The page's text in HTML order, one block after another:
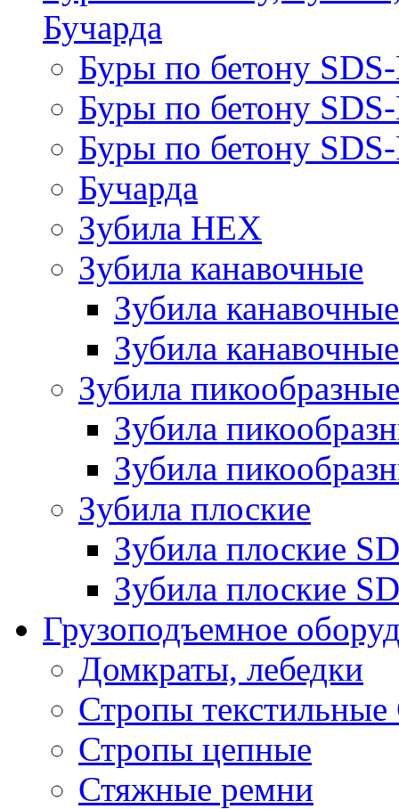
Бучарда
Буры по бетону
Буры по бетону
Буры по бетону
Бучарда
Зубила HEX
Зубила канавочные
Зубила
Зубила
Зубила пикообразные
Зубила
Зубила
Зубила плоские
Зубила плоские
Зубила плоские
Грузоподъемное
Домкраты, лебедки
Стропы
Стропы цепные
Стяжные ремни